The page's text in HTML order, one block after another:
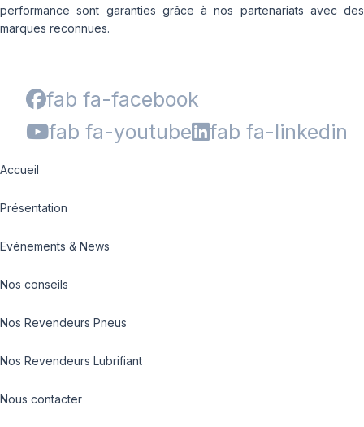
performance sont garanties grâce à nos partenariats avec des
marques reconnues.
fab fa-facebook
fab fa-youtube
fab fa-linkedin
Accueil
Présentation
Evénements & News
Nos conseils
Nos Revendeurs Pneus
Nos Revendeurs Lubrifiant
Nous contacter